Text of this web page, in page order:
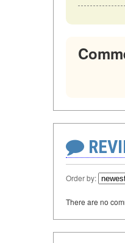
Order by:
There are no